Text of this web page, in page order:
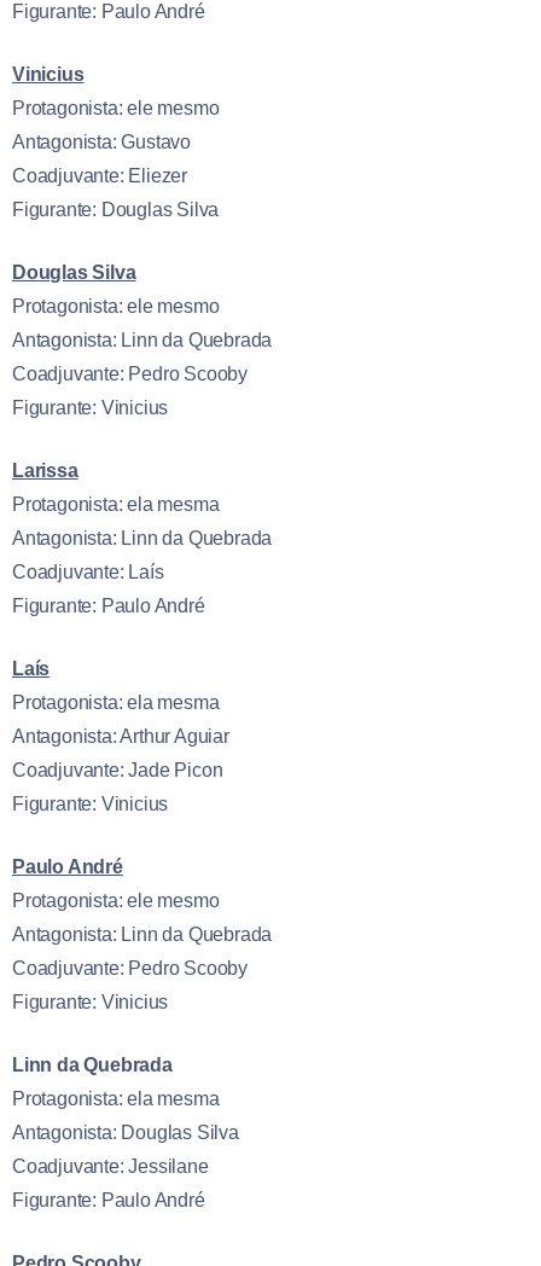
Figurante: Paulo André
Vinicius
Protagonista: ele mesmo
Antagonista: Gustavo
Coadjuvante: Eliezer
Figurante: Douglas Silva
Douglas Silva
Protagonista: ele mesmo
Antagonista: Linn da Quebrada
Coadjuvante: Pedro Scooby
Figurante: Vinicius
Larissa
Protagonista: ela mesma
Antagonista: Linn da Quebrada
Coadjuvante: Laís
Figurante: Paulo André
Laís
Protagonista: ela mesma
Antagonista: Arthur Aguiar
Coadjuvante: Jade Picon
Figurante: Vinicius
Paulo André
Protagonista: ele mesmo
Antagonista: Linn da Quebrada
Coadjuvante: Pedro Scooby
Figurante: Vinicius
Linn da Quebrada
Protagonista: ela mesma
Antagonista: Douglas Silva
Coadjuvante: Jessilane
Figurante: Paulo André